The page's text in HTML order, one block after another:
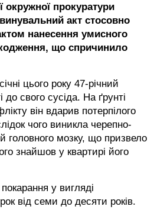
окружної прокуратури
акт стосовно
нанесення умисного
що спричинило
цього року 47-річний
до свого сусіда. На ґрунті
він вдарив потерпілого
чого виникла черепно-
головного мозку, що призвело
знайшов у квартирі його
у вигляді
від семи до десяти років.